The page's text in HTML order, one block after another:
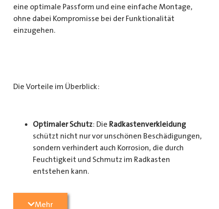
eine optimale Passform und eine einfache Montage,
ohne dabei Kompromisse bei der Funktionalität
einzugehen.
Die Vorteile im Überblick:
Optimaler Schutz: Die Radkastenverkleidung
schützt nicht nur vor unschönen Beschädigungen,
sondern verhindert auch Korrosion, die durch
Feuchtigkeit und Schmutz im Radkasten
entstehen kann.
Langlebigkeit
Mehr